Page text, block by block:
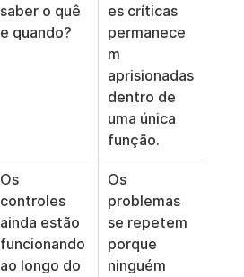
saber o quê
e quando?
es críticas
permanece
m
aprisionadas
dentro de
uma única
função.
Os
controles
ainda estão
funcionando
ao longo do
Os
problemas
se repetem
porque
ninguém